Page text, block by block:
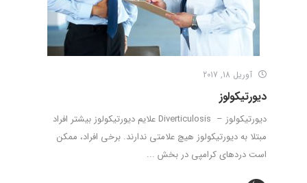
آوریل 18, 2017
دیورتیکولوز
دیورتیکولوز – Diverticulosis علایم دیورتیکولوز بیشتر افراد
مبتلا به دیورتیکولوز هیچ علامتی ندارند. برخی افراد، ممکن
است دردهای کرامپی در بخش ...